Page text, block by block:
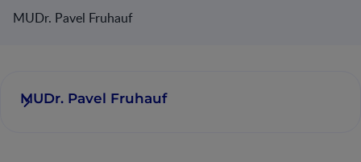
MUDr. Pavel Fruhauf
MUDr. Pavel Fruhauf